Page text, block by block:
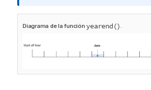
f
o
a
Diagrama de la función yearend() .